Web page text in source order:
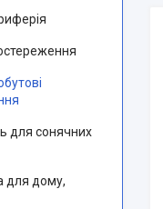
для сонячних
для дому,